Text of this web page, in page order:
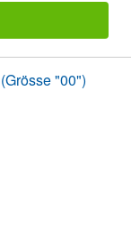
"00")